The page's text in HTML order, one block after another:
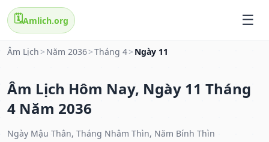
🗓️Amlich.org
Âm Lịch > Năm 2036>Tháng 4> Ngày 11
Âm Lịch Hôm Nay, Ngày 11 Tháng
4 Năm 2036
Ngày Mậu Thân, Tháng Nhâm Thìn, Năm Bính Thìn